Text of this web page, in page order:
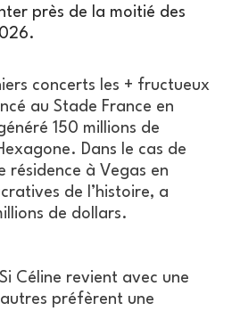
près de la moitié des
concerts les + fructueux
au Stade France en
150 millions de
Dans le cas de
résidence à Vegas en
de l’histoire, a
de dollars.
Si Céline revient avec une
préfèrent une